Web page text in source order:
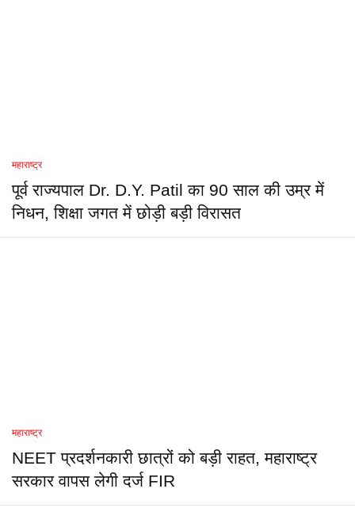
महाराष्ट्र
पूर्व राज्यपाल Dr. D.Y. Patil का 90 साल की उम्र में
निधन, शिक्षा जगत में छोड़ी बड़ी विरासत
महाराष्ट्र
NEET प्रदर्शनकारी छात्रों को बड़ी राहत, महाराष्ट्र
सरकार वापस लेगी दर्ज FIR